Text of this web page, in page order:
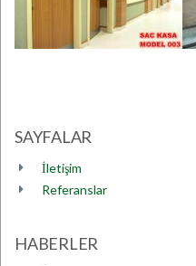
SAYFALAR
İletişim
Referanslar
HABERLER